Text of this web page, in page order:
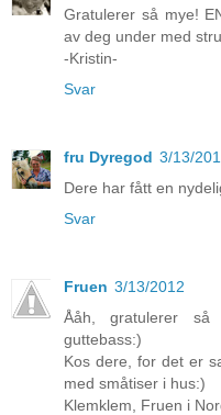
Gratulerer så mye!
av deg under med
-Kristin-
Svar
fru Dyregod 3/13/
Dere har fått en
Svar
Fruen 3/13/2012
Ååh, gratulerer så
guttebass:)
Kos dere, for det er
med småtiser i hus:)
Klemklem, Fruen i